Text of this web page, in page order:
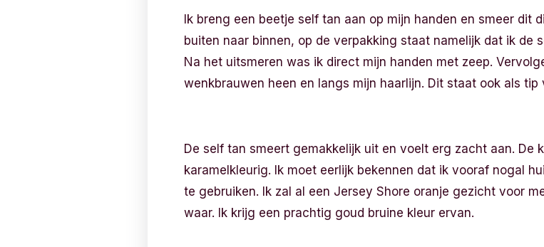
Ik breng een beetje self tan aan op mijn handen en smeer dit
buiten naar binnen, op de verpakking staat namelijk dat ik de
Na het uitsmeren was ik direct mijn handen met zeep.
wenkbrauwen heen en langs mijn haarlijn. Dit staat ook als tip
De self tan smeert gemakkelijk uit en voelt erg zacht aan. De
karamelkleurig. Ik moet eerlijk bekennen dat ik vooraf nogal
te gebruiken. Ik zal al een Jersey Shore oranje gezicht voor
waar. Ik krijg een prachtig goud bruine kleur ervan.